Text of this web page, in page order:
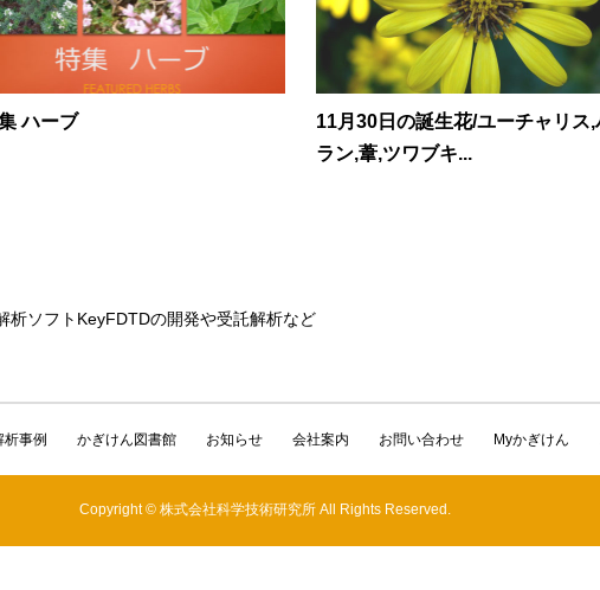
ハーブ
11月30日の誕生花/ユーチャリス,
ラン,葦,ツワブキ...
析ソフトKeyFDTDの開発や受託解析など
事例 かぎけん図書館 お知らせ 会社案内 お問い合わせ Myかぎけん
Copyright © 株式会社科学技術研究所 All Rights Reserved.